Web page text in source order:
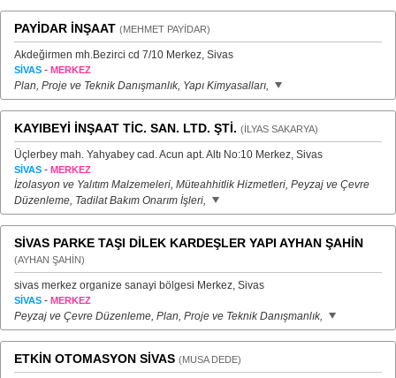
PAYİDAR İNŞAAT (MEHMET PAYİDAR)
Akdeğirmen mh.Bezirci cd 7/10 Merkez, Sivas
SİVAS - MERKEZ
Plan, Proje ve Teknik Danışmanlık, Yapı Kimyasalları,
KAYIBEYİ İNŞAAT TİC. SAN. LTD. ŞTİ. (İLYAS SAKARYA)
Üçlerbey mah. Yahyabey cad. Acun apt. Altı No:10 Merkez, Sivas
SİVAS - MERKEZ
İzolasyon ve Yalıtım Malzemeleri, Müteahhitlik Hizmetleri, Peyzaj ve Çevre
Düzenleme, Tadilat Bakım Onarım İşleri,
SİVAS PARKE TAŞI DİLEK KARDEŞLER YAPI AYHAN ŞAHİN
(AYHAN ŞAHİN)
sivas merkez organize sanayi bölgesi Merkez, Sivas
SİVAS - MERKEZ
Peyzaj ve Çevre Düzenleme, Plan, Proje ve Teknik Danışmanlık,
ETKİN OTOMASYON SİVAS (MUSA DEDE)